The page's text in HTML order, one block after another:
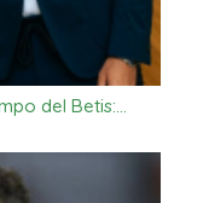
del Betis:…